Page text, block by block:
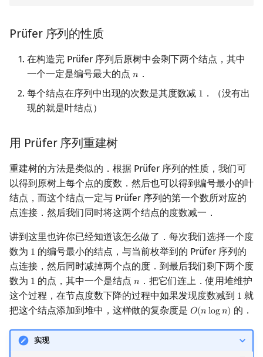
Prüfer 序列的性质
在构造完 Prüfer 序列后原树中会剩下两个结点，其中
一个一定是编号最大的点 𝑛
n ．
每个结点在序列中出现的次数是其度数减 1
1 ．（没有出
现的就是叶结点）
用 Prüfer 序列重建树
重建树的方法是类似的．根据 Prüfer 序列的性质，我们可
以得到原树上每个点的度数．然后也可以得到编号最小的叶
结点，而这个结点一定与 Prüfer 序列的第一个数所对应的
点连接．然后我们同时将这两个结点的度数减一．
讲到这里也许你已经知道该怎么做了．每次我们选择一个度
数为 1
1 的编号最小的结点，与当前枚举到的 Prüfer 序列的
点连接，然后同时减掉两个点的度．到最后我们剩下两个度
数为 1
1 的点，其中一个是结点 𝑛
n ．把它们连上．使用堆维护
这个过程，在节点度数下降的过程中如果发现度数减到 1
1 就
把这个结点添加到堆中，这样做的复杂度是 𝑂(𝑛log𝑛)
O(nlogn) 的．
实现